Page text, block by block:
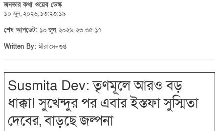
জনতার কথা ওয়েব ডেস্ক
১০ জুন, ২০২৬, ১৩:২৩:১৯
শেষ আপডেট: ১০ জুন, ২০২৬, ২৩:৩৫:১৭
Written By:মীরা সেনগুপ্ত
Susmita Dev: তৃণমূলে আরও বড়
ধাক্কা! সুখেন্দুর পর এবার ইস্তফা সুস্মিতা
দেবের, বাড়ছে জল্পনা